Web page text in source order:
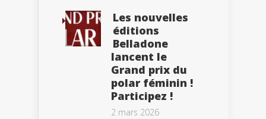
Les nouvelles
éditions
Belladone
lancent le
Grand prix du
polar féminin !
Participez !
2 mars 2026